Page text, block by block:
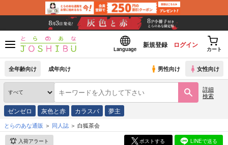
Language
新規登録 ログイン
カート
全年齢向け 成年向け 男性向け 女性向け
詳細
検索
ゼンゼロ 灰色と赤 カラスバ 夢主
とらのあな通販 同人誌 白狐茶会
入荷アラート ポストする LINEで送る